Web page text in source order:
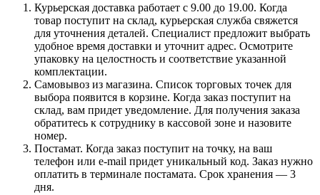
Курьерская доставка работает с 9.00 до 19.00. Когда
товар поступит на склад, курьерская служба свяжется
для уточнения деталей. Специалист предложит выбрать
удобное время доставки и уточнит адрес. Осмотрите
упаковку на целостность и соответствие указанной
комплектации.
Самовывоз из магазина. Список торговых точек для
выбора появится в корзине. Когда заказ поступит на
склад, вам придет уведомление. Для получения заказа
обратитесь к сотруднику в кассовой зоне и назовите
номер.
Постамат. Когда заказ поступит на точку, на ваш
телефон или e-mail придет уникальный код. Заказ нужно
оплатить в терминале постамата. Срок хранения — 3
дня.